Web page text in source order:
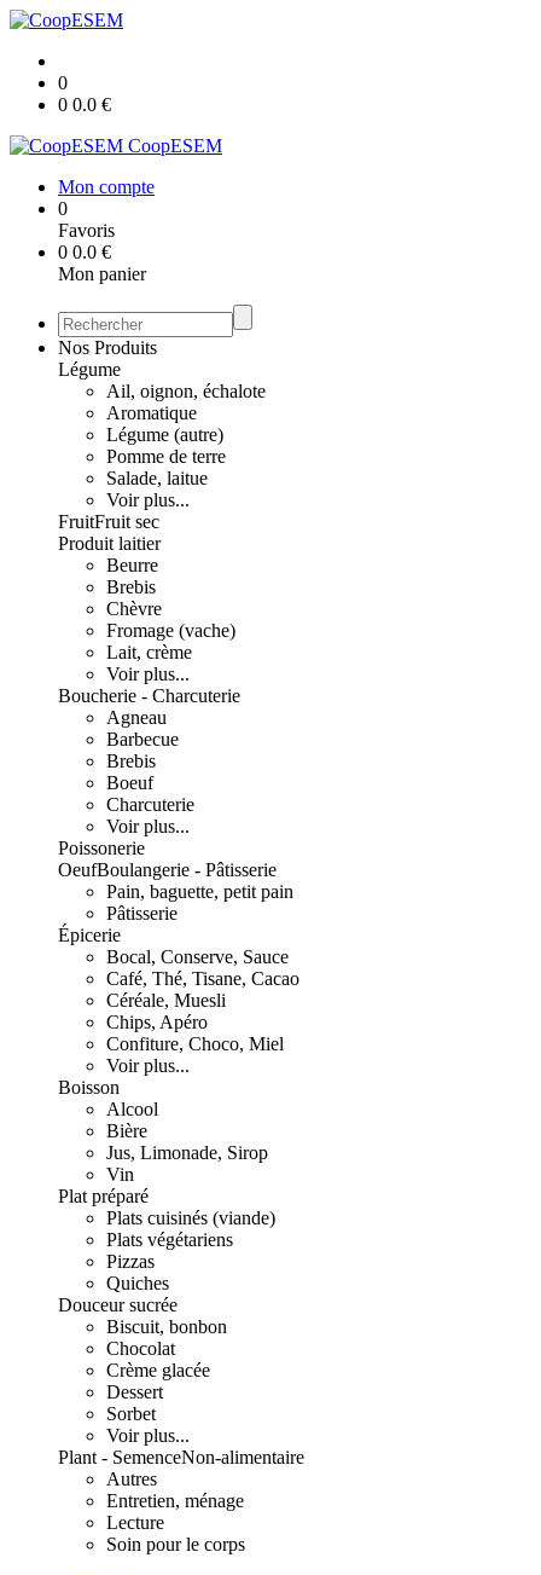
0
0 0.0 €
CoopESEM
Mon compte
0
Favoris
0 0.0 €
Mon panier
Nos Produits
Légume
Ail, oignon, échalote
Aromatique
Légume (autre)
Pomme de terre
Salade, laitue
Voir plus...
FruitFruit sec
Produit laitier
Beurre
Brebis
Chèvre
Fromage (vache)
Lait, crème
Voir plus...
Boucherie - Charcuterie
Agneau
Barbecue
Brebis
Boeuf
Charcuterie
Voir plus...
Poissonerie
OeufBoulangerie - Pâtisserie
Pain, baguette, petit pain
Pâtisserie
Épicerie
Bocal, Conserve, Sauce
Café, Thé, Tisane, Cacao
Céréale, Muesli
Chips, Apéro
Confiture, Choco, Miel
Voir plus...
Boisson
Alcool
Bière
Jus, Limonade, Sirop
Vin
Plat préparé
Plats cuisinés (viande)
Plats végétariens
Pizzas
Quiches
Douceur sucrée
Biscuit, bonbon
Chocolat
Crème glacée
Dessert
Sorbet
Voir plus...
Plant - SemenceNon-alimentaire
Autres
Entretien, ménage
Lecture
Soin pour le corps